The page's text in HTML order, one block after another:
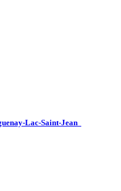
Lac-Saint-Jean